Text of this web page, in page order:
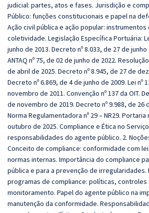
judicial: partes, atos e fases. Jurisdição e
Público: funções constitucionais e papel na
Ação civil pública e ação popular:
coletividade. Legislação Específica Portuária:
junho de 2013. Decreto nº 8.033, de 27 de
ANTAQ nº 75, de 02 de junho de 2022.
de abril de 2025. Decreto nº 8.945, de 27 de
Decreto nº 6.869, de 4 de junho de 2009. Lei nº
novembro de 2011. Convenção nº 137 da OIT.
de novembro de 2019. Decreto nº 9.988, de 26
Norma Regulamentadora nº 29 – NR29. Portaria
outubro de 2025. Compliance e Ética no
responsabilidades do agente público. 2.
Conceito de compliance: conformidade com
normas internas. Importância do compliance
pública e para a prevenção de irregularidades.
programas de compliance: políticas, controles
monitoramento. Papel do agente público na
manutenção da conformidade.